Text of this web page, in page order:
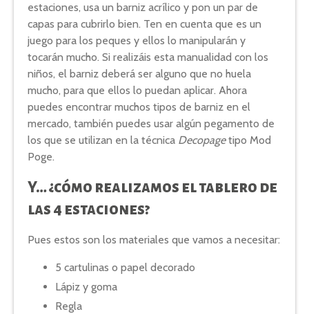
estaciones, usa un barniz acrílico y pon un par de
capas para cubrirlo bien. Ten en cuenta que es un
juego para los peques y ellos lo manipularán y
tocarán mucho. Si realizáis esta manualidad con los
niños, el barniz deberá ser alguno que no huela
mucho, para que ellos lo puedan aplicar. Ahora
puedes encontrar muchos tipos de barniz en el
mercado, también puedes usar algún pegamento de
los que se utilizan en la técnica Decopagetipo Mod
Poge.
Y… ¿cómo realizamos el tablero de
las 4 estaciones?
Pues estos son los materiales que vamos a necesitar:
5 cartulinas o papel decorado
Lápiz y goma
Regla